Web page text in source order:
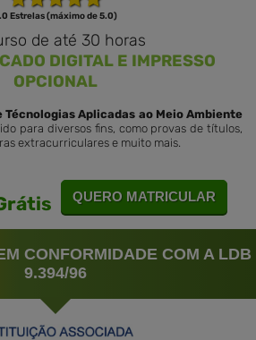
Estrelas (máximo de 5.0)
de até 30 horas
DIGITAL E IMPRESSO
OPCIONAL
Técnologias Aplicadas ao Meio Ambiente
para diversos fins, como provas de títulos,
extracurriculares e muito mais.
QUERO MATRICULAR
CONFORMIDADE COM A LDB
9.394/96